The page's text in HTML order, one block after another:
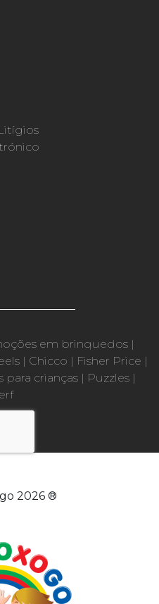
em brinquedos |
| Chicco | Fisher Price |
para crianças| Puzzles|
2026 ®